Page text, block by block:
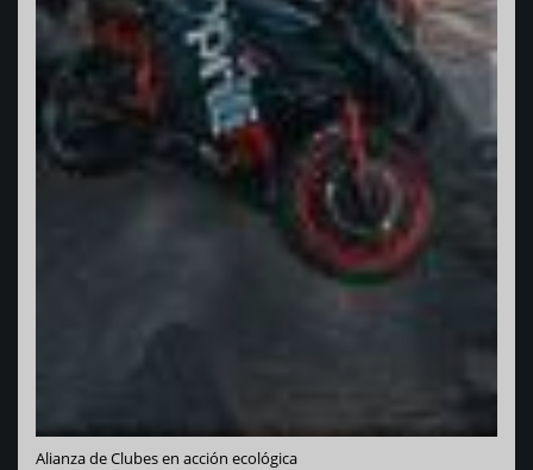
Alianza de Clubes en acción ecológica